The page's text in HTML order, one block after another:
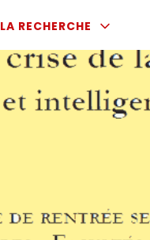
LA RECHERCHE